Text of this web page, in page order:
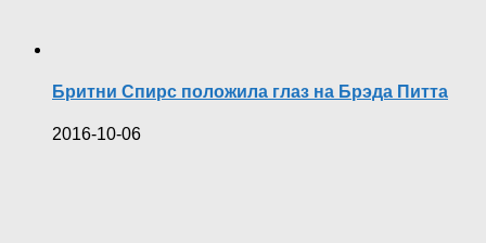
Бритни Спирс положила глаз на Брэда Питта
2016-10-06